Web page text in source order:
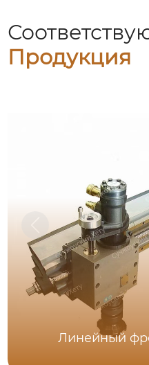
Продукция
Линейный